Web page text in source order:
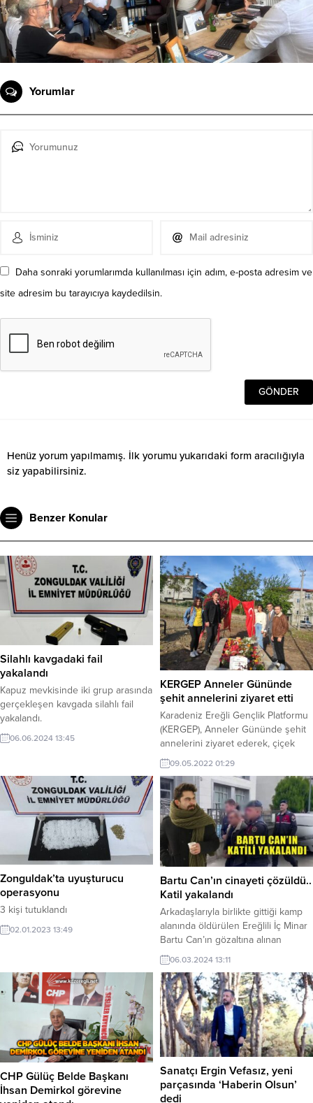
Yorumlar
Daha sonraki yorumlarımda kullanılması için adım, e-posta adresim ve
site adresim bu tarayıcıya kaydedilsin.
Henüz yorum yapılmamış. İlk yorumu yukarıdaki form aracılığıyla
siz yapabilirsiniz.
Benzer Konular
Silahlı kavgadaki fail
yakalandı
Kapuz mevkisinde iki grup arasında
gerçekleşen kavgada silahlı fail
yakalandı.
06.06.2024 13:45
KERGEP Anneler Gününde
şehit annelerini ziyaret etti
Karadeniz Ereğli Gençlik Platformu
(KERGEP), Anneler Gününde şehit
annelerini ziyaret ederek, çiçek
hediye etti.
09.05.2022 01:29
Zonguldak’ta uyuşturucu
operasyonu
3 kişi tutuklandı
02.01.2023 13:49
Bartu Can’ın cinayeti çözüldü..
Katil yakalandı
Arkadaşlarıyla birlikte gittiği kamp
alanında öldürülen Ereğlili İç Minar
Bartu Can’ın gözaltına alınan
şüphelisi cinayeti itiraf etti.
06.03.2024 13:11
CHP Gülüç Belde Başkanı
İhsan Demirkol görevine
Sanatçı Ergin Vefasız, yeni
parçasında ‘Haberin Olsun’
dedi